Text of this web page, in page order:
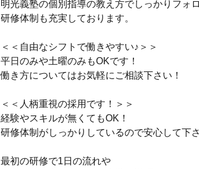
明光義塾の個別指導の教え方でしっかりフォ
研修体制も充実しております。
＜＜自由なシフトで働きやすい♪＞＞
平日のみや土曜のみもOKです！
働き方についてはお気軽にご相談下さい！
＜＜人柄重視の採用です！＞＞
経験やスキルが無くてもOK！
研修体制がしっかりしているので安心して下
最初の研修で1日の流れや